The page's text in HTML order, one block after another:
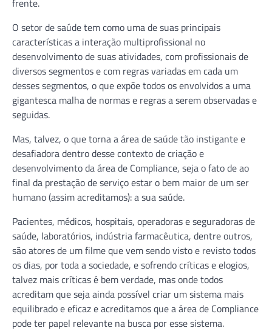
O setor de saúde tem como uma de suas principais
características a interação multiprofissional no
desenvolvimento de suas atividades, com profissionais de
diversos segmentos e com regras variadas em cada um
desses segmentos, o que expõe todos os envolvidos a uma
gigantesca malha de normas e regras a serem observadas e
seguidas.
Mas, talvez, o que torna a área de saúde tão instigante e
desafiadora dentro desse contexto de criação e
desenvolvimento da área de Compliance, seja o fato de ao
final da prestação de serviço estar o bem maior de um ser
humano (assim acreditamos): a sua saúde.
Pacientes, médicos, hospitais, operadoras e seguradoras de
saúde, laboratórios, indústria farmacêutica, dentre outros,
são atores de um filme que vem sendo visto e revisto todos
os dias, por toda a sociedade, e sofrendo críticas e elogios,
talvez mais críticas é bem verdade, mas onde todos
acreditam que seja ainda possível criar um sistema mais
equilibrado e eficaz e acreditamos que a área de Compliance
pode ter papel relevante na busca por esse sistema.